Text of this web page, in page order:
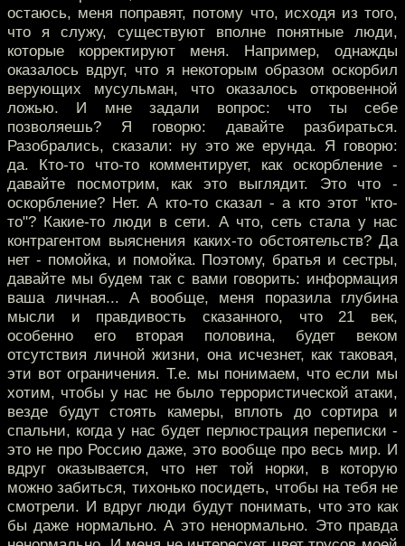
остаюсь, меня поправят, потому что, исходя из того,
что я служу, существуют вполне понятные люди,
которые корректируют меня. Например, однажды
оказалось вдруг, что я некоторым образом оскорбил
верующих мусульман, что оказалось откровенной
ложью. И мне задали вопрос: что ты себе
позволяешь? Я говорю: давайте разбираться.
Разобрались, сказали: ну это же ерунда. Я говорю:
да. Кто-то что-то комментирует, как оскорбление -
давайте посмотрим, как это выглядит. Это что -
оскорбление? Нет. А кто-то сказал - а кто этот "кто-
то"? Какие-то люди в сети. А что, сеть стала у нас
контрагентом выяснения каких-то обстоятельств? Да
нет - помойка, и помойка. Поэтому, братья и сестры,
давайте мы будем так с вами говорить: информация
ваша личная... А вообще, меня поразила глубина
мысли и правдивость сказанного, что 21 век,
особенно его вторая половина, будет веком
отсутствия личной жизни, она исчезнет, как таковая,
эти вот ограничения. Т.е. мы понимаем, что если мы
хотим, чтобы у нас не было террористической атаки,
везде будут стоять камеры, вплоть до сортира и
спальни, когда у нас будет перлюстрация переписки -
это не про Россию даже, это вообще про весь мир. И
вдруг оказывается, что нет той норки, в которую
можно забиться, тихонько посидеть, чтобы на тебя не
смотрели. И вдруг люди будут понимать, что это как
бы даже нормально. А это ненормально. Это правда